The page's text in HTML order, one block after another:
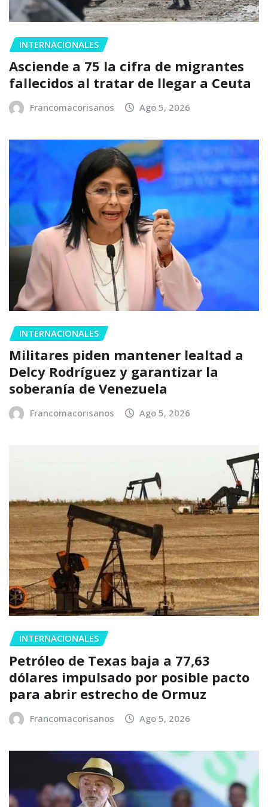
INTERNACIONALES
Asciende a 75 la cifra de migrantes
fallecidos al tratar de llegar a Ceuta
Francomacorisanos Ago 5, 2026
INTERNACIONALES
Militares piden mantener lealtad a
Delcy Rodríguez y garantizar la
soberanía de Venezuela
Francomacorisanos Ago 5, 2026
INTERNACIONALES
Petróleo de Texas baja a 77,63
dólares impulsado por posible pacto
para abrir estrecho de Ormuz
Francomacorisanos Ago 5, 2026